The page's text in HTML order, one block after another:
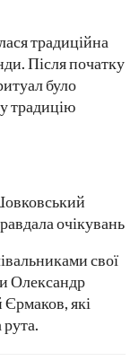
традиційна
Після початку
було
традицію
очікувань
свої
Олександр
які